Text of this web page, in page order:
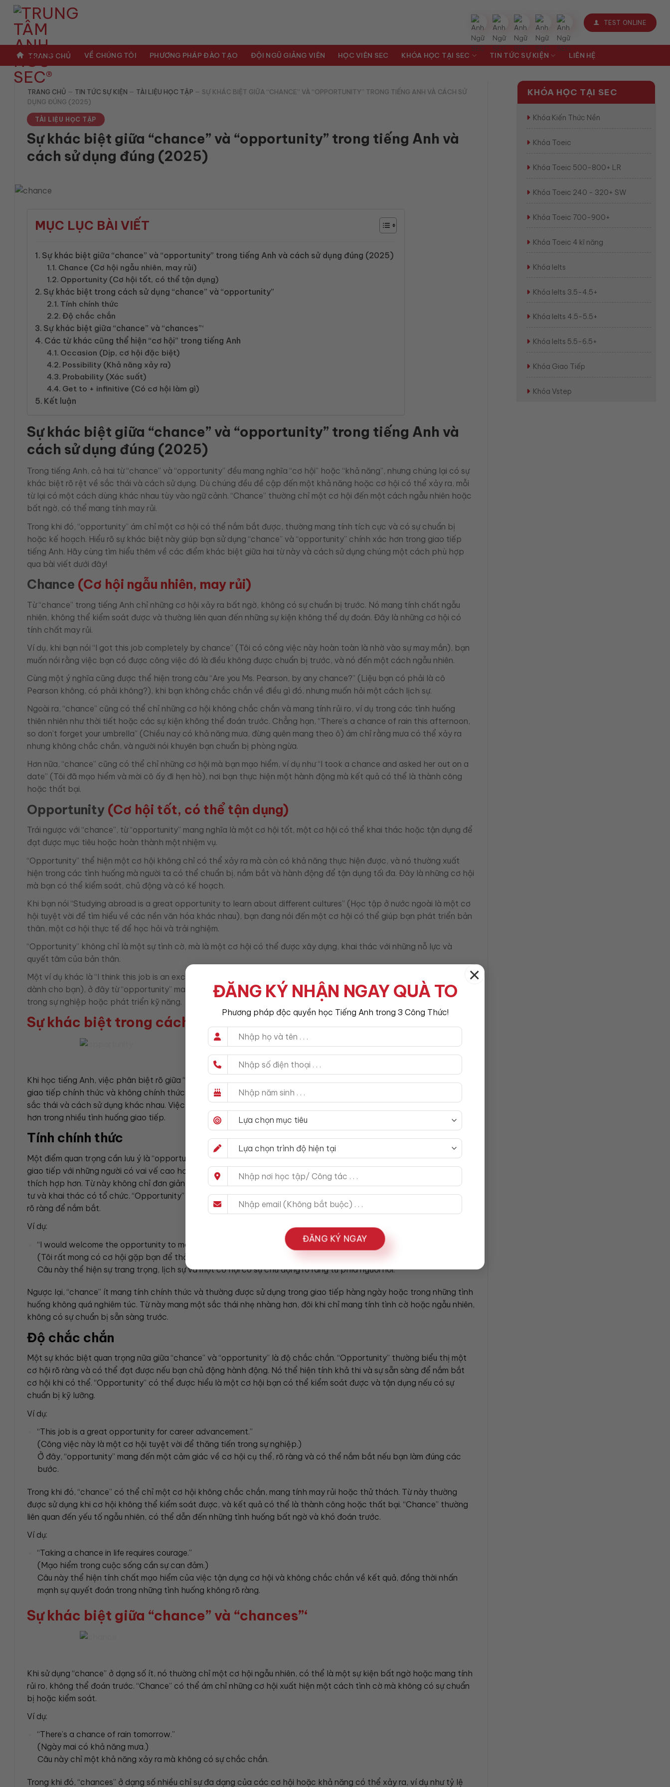
ĐĂNG KÝ NHẬN NGAY QUÀ TO
Phương pháp độc quyền học Tiếng Anh trong 3 Công Thức!
ĐĂNG KÝ NGAY
×
dung
TEST ONLINE
TRANG CHỦ VỀ CHÚNG TÔI PHƯƠNG PHÁP ĐÀO TẠO ĐỘI NGŨ GIẢNG VIÊN HỌC VIÊN SEC KHÓA HỌC TẠI SEC TIN TỨC SỰ KIỆN LIÊN HỆ
TRANG CHỦ — TIN TỨC SỰ KIỆN — TÀI LIỆU HỌC TẬP — SỰ KHÁC BIỆT GIỮA “CHANCE” VÀ “OPPORTUNITY” TRONG TIẾNG ANH VÀ CÁCH SỬ
DỤNG ĐÚNG (2025)
TÀI LIỆU HỌC TẬP
Sự khác biệt giữa “chance” và “opportunity” trong tiếng Anh và
cách sử dụng đúng (2025)
MỤC LỤC BÀI VIẾT
Sự khác biệt giữa “chance” và “opportunity” trong tiếng Anh và cách sử dụng đúng (2025)
Chance (Cơ hội ngẫu nhiên, may rủi)
Opportunity (Cơ hội tốt, có thể tận dụng)
Sự khác biệt trong cách sử dụng “chance” và “opportunity”
Tính chính thức
Độ chắc chắn
Sự khác biệt giữa “chance” và “chances”‘
Các từ khác cũng thể hiện “cơ hội” trong tiếng Anh
Occasion (Dịp, cơ hội đặc biệt)
Possibility (Khả năng xảy ra)
Probability (Xác suất)
Get to + infinitive (Có cơ hội làm gì)
Kết luận
Sự khác biệt giữa “chance” và “opportunity” trong tiếng Anh và
cách sử dụng đúng (2025)
Trong tiếng Anh, cả hai từ “chance” và “opportunity” đều mang nghĩa “cơ hội” hoặc “khả năng”, nhưng chúng lại có sự
khác biệt rõ rệt về sắc thái và cách sử dụng. Dù chúng đều đề cập đến một khả năng hoặc cơ hội có thể xảy ra, mỗi
từ lại có một cách dùng khác nhau tùy vào ngữ cảnh. “Chance” thường chỉ một cơ hội đến một cách ngẫu nhiên hoặc
bất ngờ, có thể mang tính may rủi.
Trong khi đó, “opportunity” ám chỉ một cơ hội có thể nắm bắt được, thường mang tính tích cực và có sự chuẩn bị
hoặc kế hoạch. Hiểu rõ sự khác biệt này giúp bạn sử dụng “chance” và “opportunity” chính xác hơn trong giao tiếp
tiếng Anh. Hãy cùng tìm hiểu thêm về các điểm khác biệt giữa hai từ này và cách sử dụng chúng một cách phù hợp
qua bài viết dưới đây!
Chance (Cơ hội ngẫu nhiên, may rủi)
Từ “chance” trong tiếng Anh chỉ những cơ hội xảy ra bất ngờ, không có sự chuẩn bị trước. Nó mang tính chất ngẫu
nhiên, không thể kiểm soát được và thường liên quan đến những sự kiện không thể dự đoán. Đây là những cơ hội có
tính chất may rủi.
Ví dụ, khi bạn nói “I got this job completely by chance” (Tôi có công việc này hoàn toàn là nhờ vào sự may mắn), bạn
muốn nói rằng việc bạn có được công việc đó là điều không được chuẩn bị trước, và nó đến một cách ngẫu nhiên.
Cùng một ý nghĩa cũng được thể hiện trong câu “Are you Ms. Pearson, by any chance?” (Liệu bạn có phải là cô
Pearson không, có phải không?), khi bạn không chắc chắn về điều gì đó, nhưng muốn hỏi một cách lịch sự.
Ngoài ra, “chance” cũng có thể chỉ những cơ hội không chắc chắn và mang tính rủi ro, ví dụ trong các tình huống
thiên nhiên như thời tiết hoặc các sự kiện không thể đoán trước. Chẳng hạn, “There’s a chance of rain this afternoon,
so don’t forget your umbrella” (Chiều nay có khả năng mưa, đừng quên mang theo ô) ám chỉ rằng mưa có thể xảy ra
nhưng không chắc chắn, và người nói khuyên bạn chuẩn bị phòng ngừa.
Hơn nữa, “chance” cũng có thể chỉ những cơ hội mà bạn mạo hiểm, ví dụ như “I took a chance and asked her out on a
date” (Tôi đã mạo hiểm và mời cô ấy đi hẹn hò), nơi bạn thực hiện một hành động mà kết quả có thể là thành công
hoặc thất bại.
Opportunity (Cơ hội tốt, có thể tận dụng)
Trái ngược với “chance”, từ “opportunity” mang nghĩa là một cơ hội tốt, một cơ hội có thể khai thác hoặc tận dụng để
đạt được mục tiêu hoặc hoàn thành một nhiệm vụ.
“Opportunity” thể hiện một cơ hội không chỉ có thể xảy ra mà còn có khả năng thực hiện được, và nó thường xuất
hiện trong các tình huống mà người ta có thể chuẩn bị, nắm bắt và hành động để tận dụng tối đa. Đây là những cơ hội
mà bạn có thể kiểm soát, chủ động và có kế hoạch.
Khi bạn nói “Studying abroad is a great opportunity to learn about different cultures” (Học tập ở nước ngoài là một cơ
hội tuyệt vời để tìm hiểu về các nền văn hóa khác nhau), bạn đang nói đến một cơ hội có thể giúp bạn phát triển bản
thân, một cơ hội thực tế để học hỏi và trải nghiệm.
“Opportunity” không chỉ là một sự tình cờ, mà là một cơ hội có thể được xây dựng, khai thác với những nỗ lực và
quyết tâm của bản thân.
Một ví dụ khác là “I think this job is an excellent opportunity for you” (Tôi nghĩ công việc này là một cơ hội tuyệt vời
dành cho bạn), ở đây từ “opportunity” mang đến ý nghĩa rằng công việc này là một cơ hội tốt, có thể giúp bạn tiến bộ
trong sự nghiệp hoặc phát triển kỹ năng.
Sự khác biệt trong cách sử dụng “chance” và “opportunity”
Khi học tiếng Anh, việc phân biệt rõ giữa “chance” và “opportunity” là rất quan trọng, đặc biệt trong các tình huống
giao tiếp chính thức và không chính thức. Mặc dù cả hai từ này đều có nghĩa là “cơ hội”, nhưng chúng mang những
sắc thái và cách sử dụng khác nhau. Việc hiểu đúng sự khác biệt sẽ giúp bạn sử dụng từ ngữ chính xác và hiệu quả
hơn trong nhiều tình huống giao tiếp.
Tính chính thức
Một điểm quan trọng cần lưu ý là “opportunity” mang tính chính thức cao hơn “chance”. Trong môi trường công sở, khi
giao tiếp với những người có vai vế cao hơn, hoặc trong các tình huống nghiêm túc, “opportunity” thường là lựa chọn
thích hợp hơn. Từ này không chỉ đơn giản là “cơ hội” mà còn gợi lên cảm giác về một cơ hội có thể được chuẩn bị, đầu
tư và khai thác có tổ chức. “Opportunity” được dùng khi bạn muốn diễn đạt một cơ hội có sự chủ động và một lộ trình
rõ ràng để nắm bắt.
Ví dụ:
“I would welcome the opportunity to meet you to discuss my qualifications further in an interview.”
(Tôi rất mong có cơ hội gặp bạn để thảo luận thêm về trình độ của tôi trong cuộc phỏng vấn.)
Câu này thể hiện sự trang trọng, lịch sự và một cơ hội có sự chủ động rõ ràng từ phía người nói.
Ngược lại, “chance” ít mang tính chính thức và thường được sử dụng trong giao tiếp hàng ngày hoặc trong những tình
huống không quá nghiêm túc. Từ này mang một sắc thái nhẹ nhàng hơn, đôi khi chỉ mang tính tình cờ hoặc ngẫu nhiên,
không có sự chuẩn bị sẵn sàng trước.
Độ chắc chắn
Một sự khác biệt quan trọng nữa giữa “chance” và “opportunity” là độ chắc chắn. “Opportunity” thường biểu thị một
cơ hội rõ ràng và có thể đạt được nếu bạn chủ động hành động. Nó thể hiện tính khả thi và sự sẵn sàng để nắm bắt
cơ hội khi có thể. “Opportunity” có thể được hiểu là một cơ hội bạn có thể kiểm soát được và tận dụng nếu có sự
chuẩn bị kỹ lưỡng.
Ví dụ:
“This job is a great opportunity for career advancement.”
(Công việc này là một cơ hội tuyệt vời để thăng tiến trong sự nghiệp.)
Ở đây, “opportunity” mang đến một cảm giác về cơ hội cụ thể, rõ ràng và có thể nắm bắt nếu bạn làm đúng các
bước.
Trong khi đó, “chance” có thể chỉ một cơ hội không chắc chắn, mang tính may rủi hoặc thử thách. Từ này thường
được sử dụng khi cơ hội không thể kiểm soát được, và kết quả có thể là thành công hoặc thất bại. “Chance” thường
liên quan đến yếu tố ngẫu nhiên, có thể dẫn đến những tình huống bất ngờ và khó đoán trước.
Ví dụ:
“Taking a chance in life requires courage.”
(Mạo hiểm trong cuộc sống cần sự can đảm.)
Câu này thể hiện tính chất mạo hiểm của việc tận dụng cơ hội và không chắc chắn về kết quả, đồng thời nhấn
mạnh sự quyết đoán trong những tình huống không rõ ràng.
Sự khác biệt giữa “chance” và “chances”‘
Khi sử dụng “chance” ở dạng số ít, nó thường chỉ một cơ hội ngẫu nhiên, có thể là một sự kiện bất ngờ hoặc mang tính
rủi ro, không thể đoán trước. “Chance” có thể ám chỉ những cơ hội xuất hiện một cách tình cờ mà không có sự chuẩn
bị hoặc kiểm soát.
Ví dụ:
“There’s a chance of rain tomorrow.”
(Ngày mai có khả năng mưa.)
Câu này chỉ một khả năng xảy ra mà không có sự chắc chắn.
Trong khi đó, “chances” ở dạng số nhiều chỉ sự đa dạng của các cơ hội hoặc khả năng có thể xảy ra, ví dụ như tỷ lệ
KHÓA HỌC TẠI SEC
Khóa Kiến Thức Nền
Khóa Toeic
Khóa Toeic 500-800+ LR
Khóa Toeic 240 - 320+ SW
Khóa Toeic 700-900+
Khóa Toeic 4 kĩ năng
Khóa Ielts
Khóa Ielts 3.5-4.5+
Khóa Ielts 4.5-5.5+
Khóa Ielts 5.5-6.5+
Khóa Giao Tiếp
Khóa Vstep